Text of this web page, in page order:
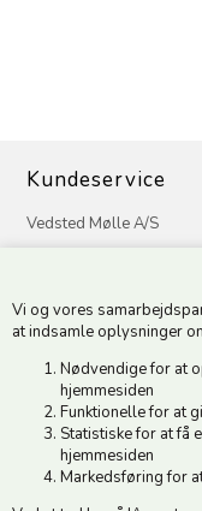
Vi og vores
at indsamle oplysninger
Nødvendige for at
hjemmesiden
Funktionelle for at
Statistiske for at få
hjemmesiden
Markedsføring for
Kundeservice
Vedsted Mølle A/S
CVR 49879415 Mail
Åbningstider: Man-Fre
Lørdag 9.00-12.00
Hold dig